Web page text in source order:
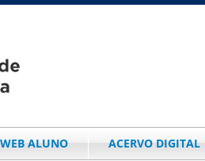
WEB ALUNO ACERVO DIGITAL